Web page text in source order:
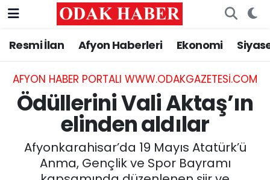
Resmi İlan Afyon Haberleri Ekonomi
AFYON HABER PORTALI WWW.ODAKGAZETESI.COM
Ödüllerini Vali Aktaş’ın
elinden aldılar
Afyonkarahisar’da 19 Mayıs Atatürk’ü
Anma, Gençlik ve Spor Bayramı
AFYONKARAHİSAR HABERLERİ
Resmi İlan
ASAYİŞ
SİYASET
Nöbetçi Eczaneler
Hava Durumu
Trafik Durumu
Tüm Manşetler